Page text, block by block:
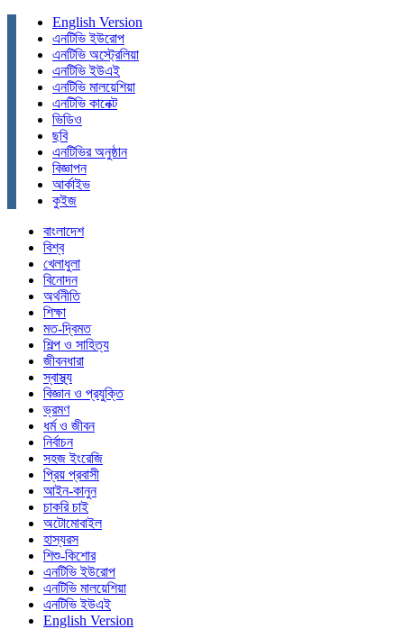
English Version
এনটিভি ইউরোপ
এনটিভি অস্ট্রেলিয়া
এনটিভি ইউএই
এনটিভি মালয়েশিয়া
এনটিভি কানেক্ট
ভিডিও
ছবি
এনটিভির অনুষ্ঠান
বিজ্ঞাপন
আর্কাইভ
কুইজ
বাংলাদেশ
বিশ্ব
খেলাধুলা
বিনোদন
অর্থনীতি
শিক্ষা
মত-দ্বিমত
শিল্প ও সাহিত্য
জীবনধারা
স্বাস্থ্য
বিজ্ঞান ও প্রযুক্তি
ভ্রমণ
ধর্ম ও জীবন
নির্বাচন
সহজ ইংরেজি
প্রিয় প্রবাসী
আইন-কানুন
চাকরি চাই
অটোমোবাইল
হাস্যরস
শিশু-কিশোর
এনটিভি ইউরোপ
এনটিভি মালয়েশিয়া
এনটিভি ইউএই
English Version